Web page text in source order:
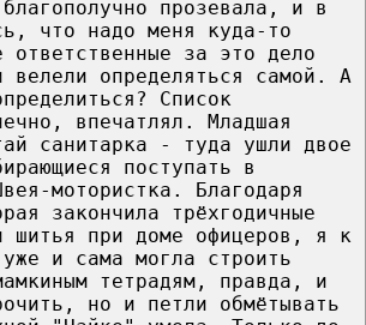
прозевала, и в
что надо меня куда-то
за это дело
велели определяться самой. А
Список
впечатлял. Младшая
санитарка - туда ушли двое
поступать в
мотористка. Благодаря
закончила трёхгодичные
шитья при доме офицеров, я к
и сама могла строить
тетрадям, правда, и
но и петли обмётывать